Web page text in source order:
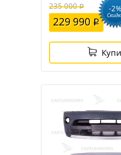
235 000
229 990
-2%